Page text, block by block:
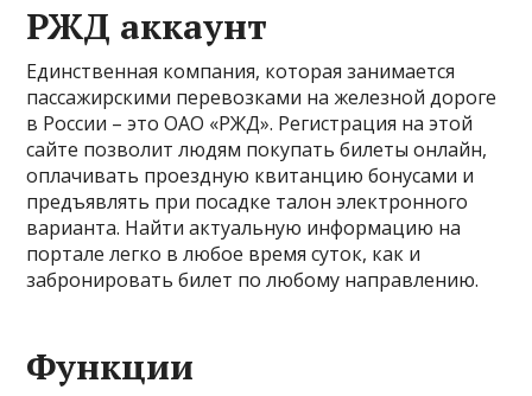
РЖД аккаунт
Единственная компания, которая занимается
пассажирскими перевозками на железной дороге
в России – это ОАО «РЖД». Регистрация на этой
сайте позволит людям покупать билеты онлайн,
оплачивать проездную квитанцию бонусами и
предъявлять при посадке талон электронного
варианта. Найти актуальную информацию на
портале легко в любое время суток, как и
забронировать билет по любому направлению.
Функции